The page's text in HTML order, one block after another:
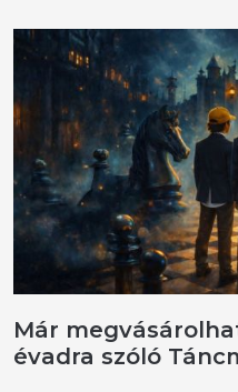
Már
évadra szóló